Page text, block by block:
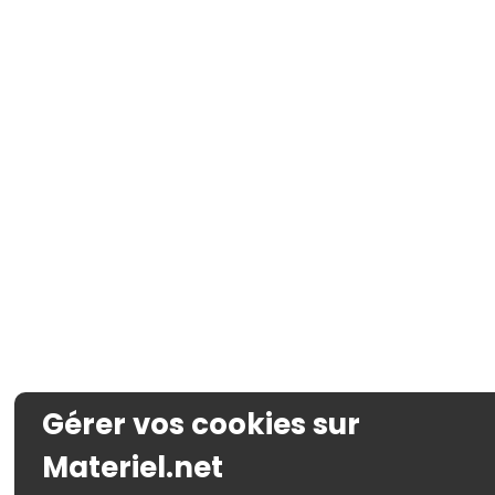
Gérer vos cookies sur
Materiel.net